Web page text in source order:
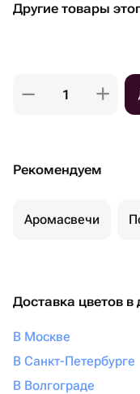
Другие товары
Рекомендуем
Аромасвечи
Доставка цветов в
В Москве
В Санкт-Петербурге
В Волгограде